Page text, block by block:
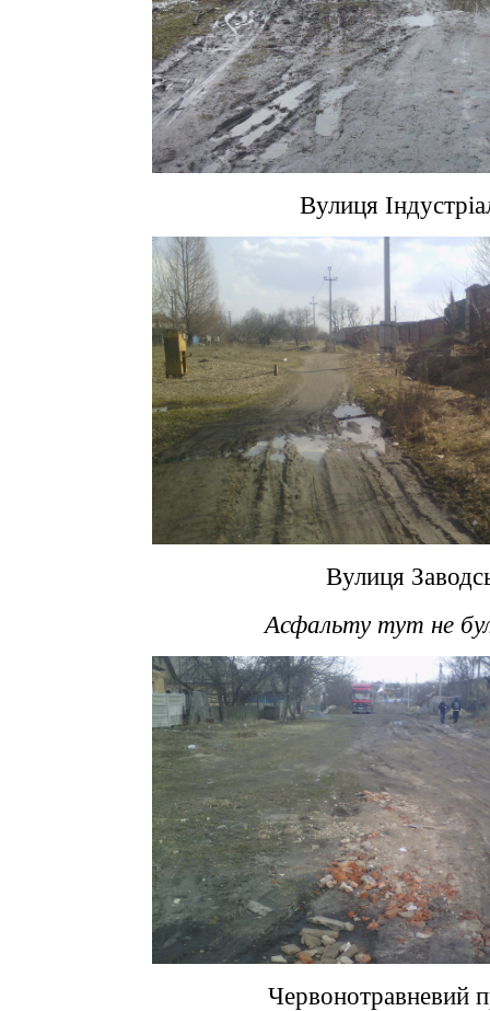
Вулиця
Вулиця
Асфальту тут не
Червонотравневий